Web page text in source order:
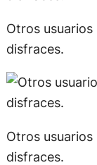
Otros
disfraces.
Otros
disfraces.